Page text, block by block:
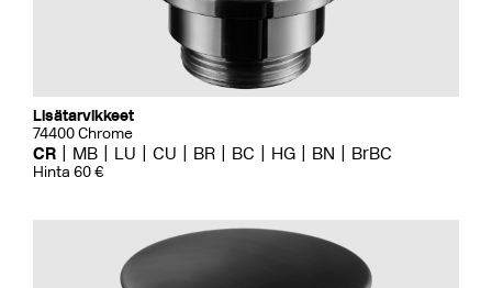
Lisätarvikkeet
74400 Chrome
CR MB LU CU BR BC HG BN BrBC
Hinta 60 €